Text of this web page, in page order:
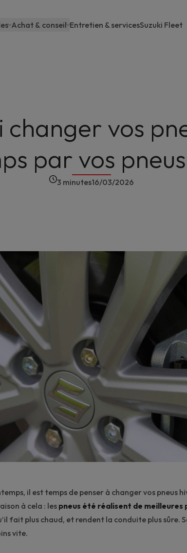
Achat & conseil Entretien & servicesSuzuki Fleet
changer vos
par vos
3 minutes16/03/2026
il est temps de penser à changer vos pneus
à cela : les pneus été réalisent de meilleures
fait plus chaud, et rendent la conduite plus sûre.
vite.